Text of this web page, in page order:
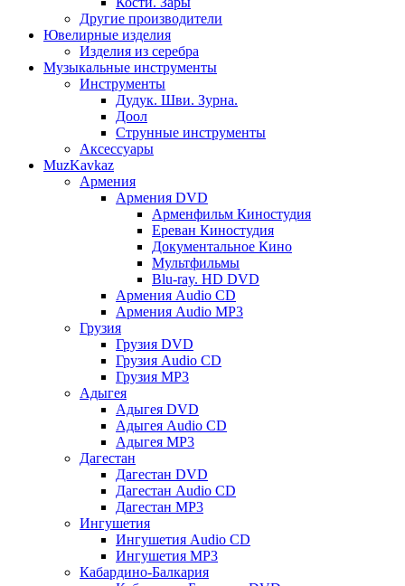
Другие производители
Ювелирные изделия
Изделия из серебра
Музыкальные инструменты
Инструменты
Дудук. Шви. Зурна.
Доол
Струнные инструменты
Аксессуары
MuzKavkaz
Армения
Армения DVD
Арменфильм Киностудия
Ереван Киностудия
Документальное Кино
Мультфильмы
Blu-ray. HD DVD
Армения Audio CD
Армения Audio MP3
Грузия
Грузия DVD
Грузия Audio CD
Грузия MP3
Адыгея
Адыгея DVD
Адыгея Audio CD
Адыгея MP3
Дагестан
Дагестан DVD
Дагестан Audio CD
Дагестан MP3
Ингушетия
Ингушетия Audio CD
Ингушетия MP3
Кабардино-Балкария